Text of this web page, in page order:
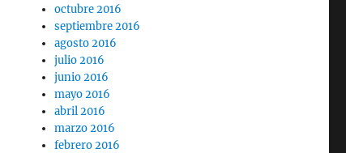
octubre 2016
septiembre 2016
agosto 2016
julio 2016
junio 2016
mayo 2016
abril 2016
marzo 2016
febrero 2016